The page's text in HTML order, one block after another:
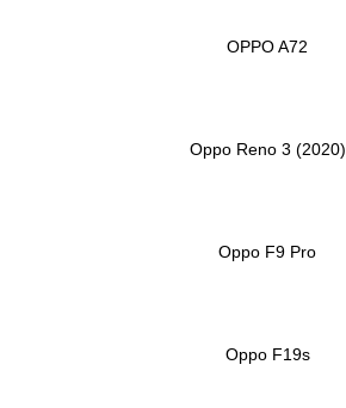
OPPO A72
Oppo Reno 3 (2020)
Oppo F9 Pro
Oppo F19s